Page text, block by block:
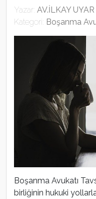
Yazar: AV.İLKAY
Kategori: Boşanma
Boşanma Avukatı
birliğinin hukuki